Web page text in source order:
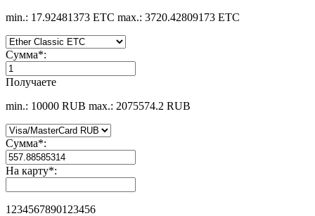
min.: 17.92481373 ETC max.: 3720.42809173 ETC
Сумма*:
Получаете
min.: 10000 RUB max.: 2075574.2 RUB
Сумма*:
На карту*:
1234567890123456